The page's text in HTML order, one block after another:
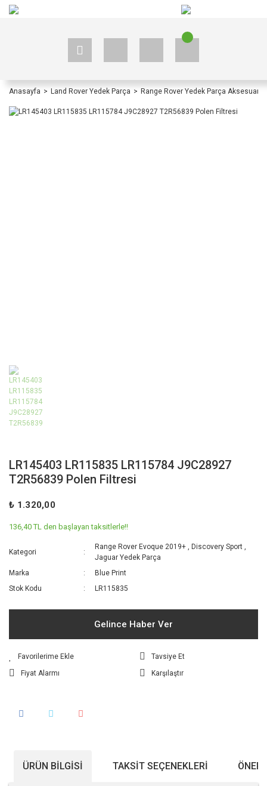
Anasayfa Land Rover Yedek Parça Range Rover Yedek Parça Aksesuar
LR145403 LR115835 LR115784 J9C28927
T2R56839 Polen Filtresi
₺ 1.320,00
136,40 TL den başlayan taksitlerle!!
Kategori
Range Rover Evoque 2019+ ,Discovery Sport
Jaguar Yedek Parça
Marka
Blue Print
Stok Kodu
LR115835
Gelince Haber Ver
Tavsiye Et
Fiyat Alarmı
Karşılaştır
ÜRÜN BILGISI TAKSIT SEÇENEKLERI